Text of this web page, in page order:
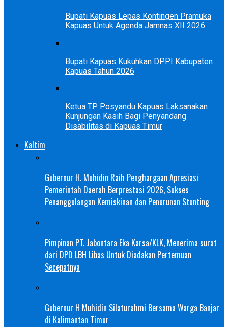
Bupati Kapuas Lepas Kontingen Pramuka
Kapuas Untuk Agenda Jamnas XII 2026
Bupati Kapuas Kukuhkan DPPI Kabupaten
Kapuas Tahun 2026
Ketua TP Posyandu Kapuas Laksanakan
Kunjungan Kasih Bagi Penyandang
Disabilitas di Kapuas Timur
Kaltim
Gubernur H. Muhidin Raih Penghargaan Apresiasi
Pemerintah Daerah Berprestasi 2026, Sukses
Penanggulangan Kemiskinan dan Penurunan Stunting
Pimpinan PT. Jabontara Eka Karsa/KLK, Menerima surat
dari DPD LBH Libas Untuk Diadakan Pertemuan
Secepatnya
Gubernur H Muhidin Silaturahmi Bersama Warga Banjar
di Kalimantan Timur